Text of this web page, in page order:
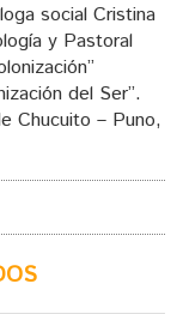
social Cristina
y Pastoral
del Ser”.
Chucuito – Puno,